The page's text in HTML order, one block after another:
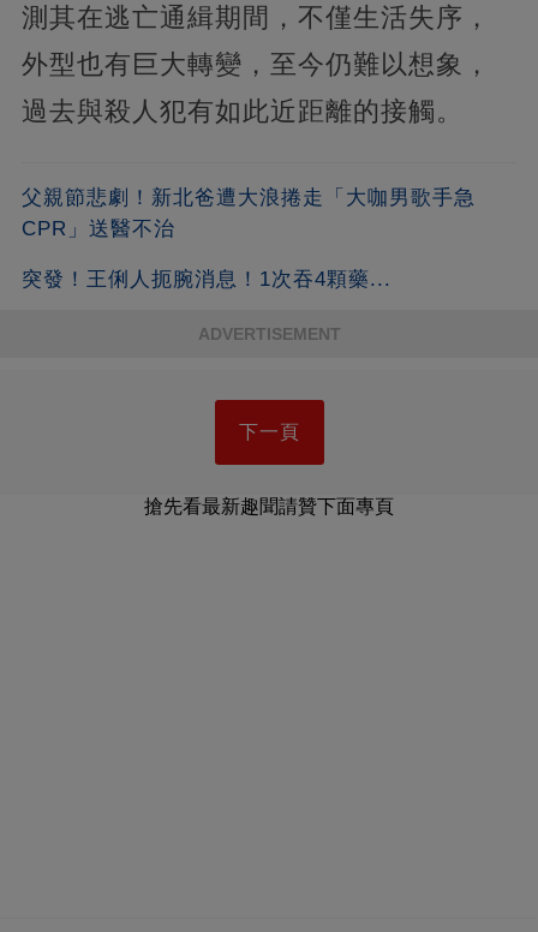
測其在逃亡通緝期間，不僅生活失序，
外型也有巨大轉變，至今仍難以想象，
過去與殺人犯有如此近距離的接觸。
父親節悲劇！新北爸遭大浪捲走「大咖男歌手急
CPR」送醫不治
突發！王俐人扼腕消息！1次吞4顆藥...
ADVERTISEMENT
下一頁
搶先看最新趣聞請贊下面專頁